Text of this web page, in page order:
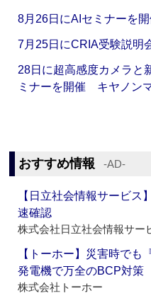
8月26日にAIセミナーを
7月25日にCRIA受験説
28日に超高感度カメラと
ミナーを開催 キヤノン
おすすめ情報 ‐AD‐
【日立社会情報サービス
速確認
株式会社日立社会情報サー
【トーホー】災害時で
発電機で万全のBCP対策
株式会社トーホー